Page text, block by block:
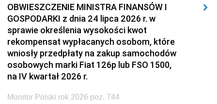
OBWIESZCZENIE MINISTRA FINANSÓW I
GOSPODARKI z dnia 24 lipca 2026 r. w
sprawie określenia wysokości kwot
rekompensat wypłacanych osobom, które
wniosły przedpłaty na zakup samochodów
osobowych marki Fiat 126p lub FSO 1500,
na IV kwartał 2026 r.
Monitor Polski rok 2026 poz. 744